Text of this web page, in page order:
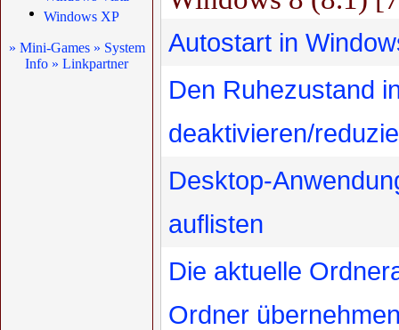
Windows XP
» Mini-Games » System
Info » Linkpartner
Autostart in
Den Ruhezustand
deaktivieren/
Desktop-
auflisten
Die aktuelle
Ordner